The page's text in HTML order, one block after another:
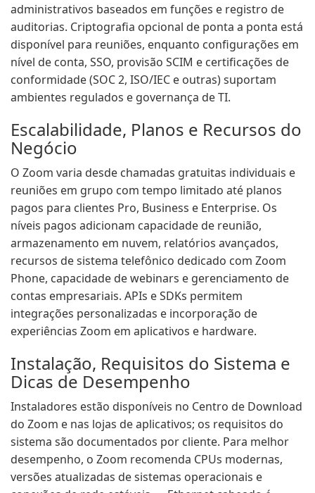
administrativos baseados em funções e registro de
auditorias. Criptografia opcional de ponta a ponta está
disponível para reuniões, enquanto configurações em
nível de conta, SSO, provisão SCIM e certificações de
conformidade (SOC 2, ISO/IEC e outras) suportam
ambientes regulados e governança de TI.
Escalabilidade, Planos e Recursos do
Negócio
O Zoom varia desde chamadas gratuitas individuais e
reuniões em grupo com tempo limitado até planos
pagos para clientes Pro, Business e Enterprise. Os
níveis pagos adicionam capacidade de reunião,
armazenamento em nuvem, relatórios avançados,
recursos de sistema telefônico dedicado com Zoom
Phone, capacidade de webinars e gerenciamento de
contas empresariais. APIs e SDKs permitem
integrações personalizadas e incorporação de
experiências Zoom em aplicativos e hardware.
Instalação, Requisitos do Sistema e
Dicas de Desempenho
Instaladores estão disponíveis no Centro de Download
do Zoom e nas lojas de aplicativos; os requisitos do
sistema são documentados por cliente. Para melhor
desempenho, o Zoom recomenda CPUs modernas,
versões atualizadas de sistemas operacionais e